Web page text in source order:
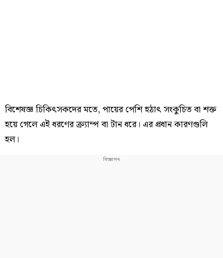
বিশেষজ্ঞ চিকিৎসকদের মতে, পায়ের পেশি হঠাৎ সংকুচিত বা শক্ত
হয়ে গেলে এই ধরণের ক্র্যাম্প বা টান ধরে। এর প্রধান কারণগুলি
হল।